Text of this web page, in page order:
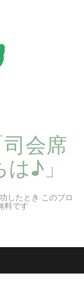
会席
♪」
したとき このブロ
料です